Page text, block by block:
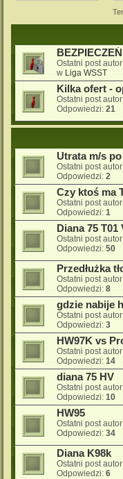
Ostatni post
w Liga WSST
Kilka ofert -
Ostatni post
Odpowiedzi: 21
Utrata m/s
Ostatni post
Odpowiedzi: 2
Czy ktoś ma
Ostatni post
Odpowiedzi: 1
Diana 75 T01
Ostatni post
Odpowiedzi: 50
Przedłużka
Ostatni post
Odpowiedzi: 8
gdzie nabije
Ostatni post
Odpowiedzi: 3
HW97K vs
Ostatni post
Odpowiedzi: 14
diana 75 HV
Ostatni post
Odpowiedzi: 10
HW95
Ostatni post
Odpowiedzi: 34
Diana K98k
Ostatni post
Odpowiedzi: 6